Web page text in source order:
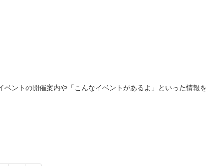
ントの開催案内や「こんなイベントがあるよ」といった情報を